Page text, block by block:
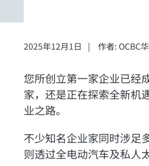
2025年12月1日 作者: OCBC
您所创立第一家企业已经
家，还是正在探索全新机
业之路。
不少知名企业家同时涉足
则透过全电动汽车及私人